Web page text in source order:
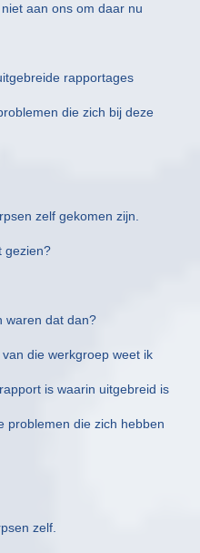
aan ons om daar nu
rapportages
die zich bij deze
zelf gekomen zijn.
gezien?
waren dat dan?
die werkgroep weet ik
is waarin uitgebreid is
problemen die zich hebben
zelf.